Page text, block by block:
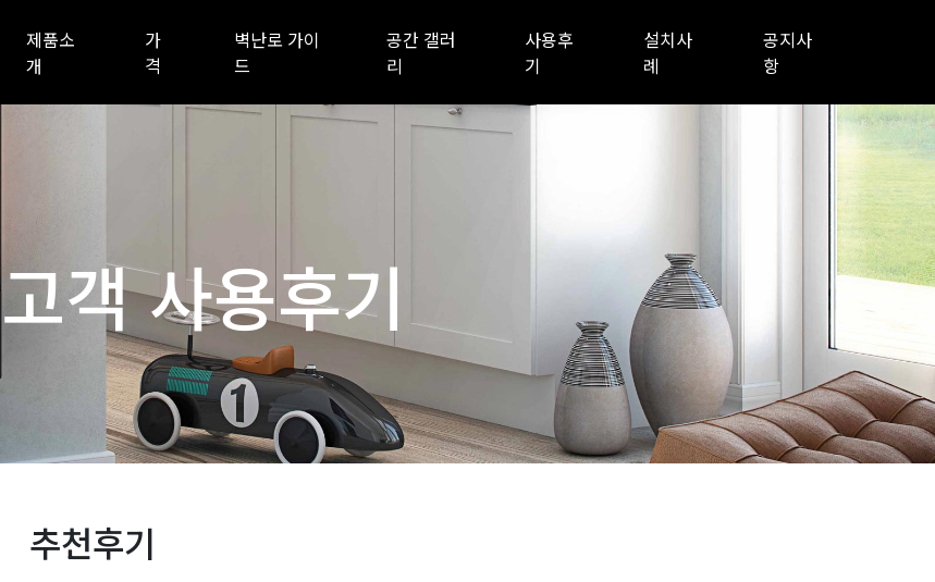
제품소
개
가
격
벽난로 가이
드
공간 갤러
리
사용후
기
설치사
례
공지사
항
고객 사용후기
추천후기